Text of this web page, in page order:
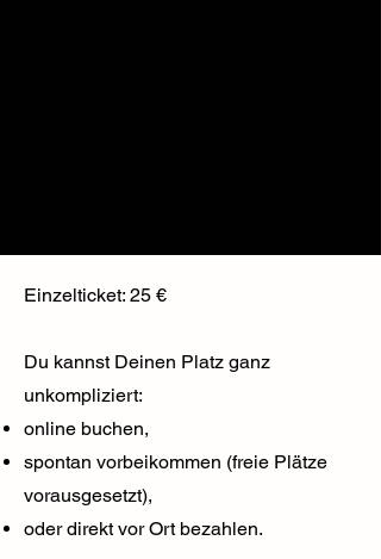
Einzelticket: 25 €
Du kannst Deinen Platz ganz
unkompliziert:
online buchen,
spontan vorbeikommen (freie Plätze
vorausgesetzt),
oder direkt vor Ort bezahlen.